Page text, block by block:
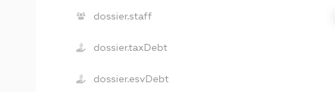
dossier.staff
dossier.taxDebt
dossier.esvDebt